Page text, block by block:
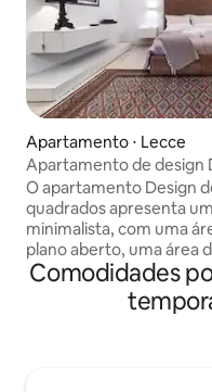
Apartamento ⋅ Lecce
Apartamento de design
O apartamento Design
quadrados apresenta
minimalista, com uma
plano aberto, uma área
um canto de leitura. O
segundo banheiro. A
iluminada em todos os
Comodidades